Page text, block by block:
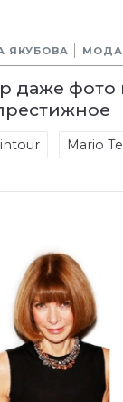
ЯКУБОВА МОДА
даже фото
Mario